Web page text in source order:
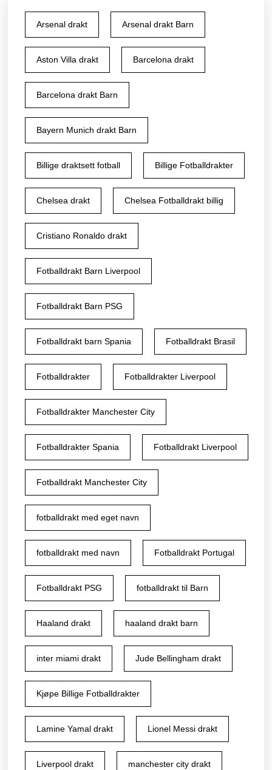
Arsenal drakt Arsenal drakt Barn
Aston Villa drakt Barcelona drakt
Barcelona drakt Barn
Bayern Munich drakt Barn
Billige draktsett fotball Billige Fotballdrakter
Chelsea drakt Chelsea Fotballdrakt billig
Cristiano Ronaldo drakt
Fotballdrakt Barn Liverpool
Fotballdrakt Barn PSG
Fotballdrakt barn Spania Fotballdrakt Brasil
Fotballdrakter Fotballdrakter Liverpool
Fotballdrakter Manchester City
Fotballdrakter Spania Fotballdrakt Liverpool
Fotballdrakt Manchester City
fotballdrakt med eget navn
fotballdrakt med navn Fotballdrakt Portugal
Fotballdrakt PSG fotballdrakt til Barn
Haaland drakt haaland drakt barn
inter miami drakt Jude Bellingham drakt
Kjøpe Billige Fotballdrakter
Lamine Yamal drakt Lionel Messi drakt
Liverpool drakt manchester city drakt